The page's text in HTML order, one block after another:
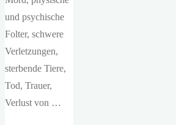
und psychische
Folter, schwere
Verletzungen,
sterbende Tiere,
Tod, Trauer,
Verlust von …